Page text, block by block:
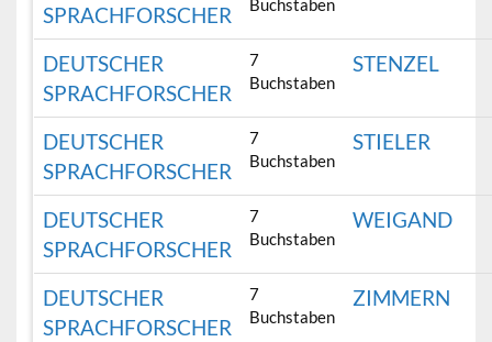
SPRACHFORSCHER
Buchstaben
DEUTSCHER
SPRACHFORSCHER
7
Buchstaben
STENZEL
DEUTSCHER
SPRACHFORSCHER
7
Buchstaben
STIELER
DEUTSCHER
SPRACHFORSCHER
7
Buchstaben
WEIGAND
DEUTSCHER
SPRACHFORSCHER
7
Buchstaben
ZIMMERN